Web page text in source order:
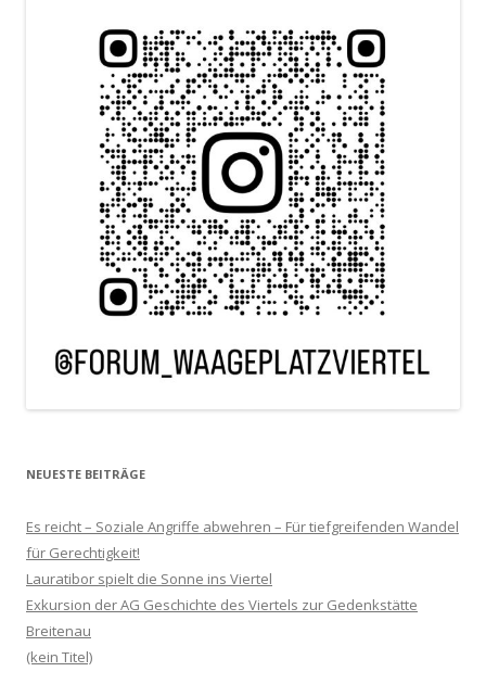
NEUESTE BEITRÄGE
Es reicht – Soziale Angriffe abwehren – Für tiefgreifenden Wandel
für Gerechtigkeit!
Lauratibor spielt die Sonne ins Viertel
Exkursion der AG Geschichte des Viertels zur Gedenkstätte
Breitenau
(kein Titel)